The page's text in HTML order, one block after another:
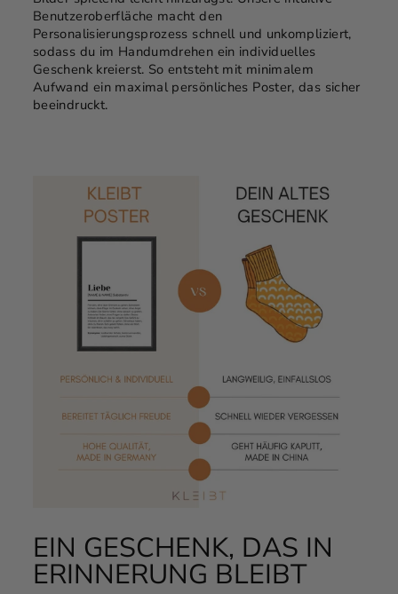
Benutzeroberfläche macht den
Personalisierungsprozess schnell und unkompliziert,
sodass du im Handumdrehen ein individuelles
Geschenk kreierst. So entsteht mit minimalem
Aufwand ein maximal persönliches Poster, das sicher
beeindruckt.
EIN GESCHENK, DAS IN
ERINNERUNG BLEIBT